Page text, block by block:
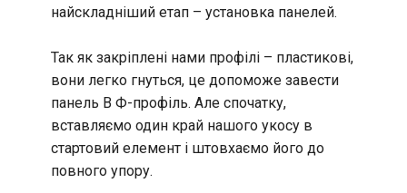
найскладніший етап – установка панелей.
Так як закріплені нами профілі – пластикові,
вони легко гнуться, це допоможе завести
панель В Ф-профіль. Але спочатку,
вставляємо один край нашого укосу в
стартовий елемент і штовхаємо його до
повного упору.